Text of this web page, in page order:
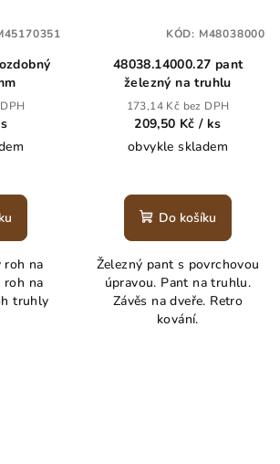
roh na
roh na
truhly
48038.14000.27 pant
železný na truhlu
173,14 Kč bez DPH
209,50 Kč/ ks
obvykle skladem
Do košíku
Železný pant s povrchovou
úpravou. Pant na truhlu.
Závěs na dveře. Retro
kování.
KÓD: M48038000